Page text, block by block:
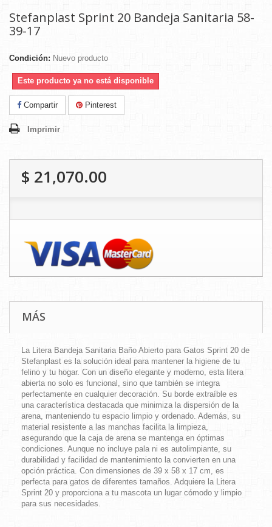
Stefanplast Sprint 20 Bandeja Sanitaria 58-
39-17
Condición: Nuevo producto
Este producto ya no está disponible
Compartir Pinterest
Imprimir
$ 21,070.00
MÁS
La Litera Bandeja Sanitaria Baño Abierto para Gatos Sprint 20 de
Stefanplast es la solución ideal para mantener la higiene de tu
felino y tu hogar. Con un diseño elegante y moderno, esta litera
abierta no solo es funcional, sino que también se integra
perfectamente en cualquier decoración. Su borde extraíble es
una característica destacada que minimiza la dispersión de la
arena, manteniendo tu espacio limpio y ordenado. Además, su
material resistente a las manchas facilita la limpieza,
asegurando que la caja de arena se mantenga en óptimas
condiciones. Aunque no incluye pala ni es autolimpiante, su
durabilidad y facilidad de mantenimiento la convierten en una
opción práctica. Con dimensiones de 39 x 58 x 17 cm, es
perfecta para gatos de diferentes tamaños. Adquiere la Litera
Sprint 20 y proporciona a tu mascota un lugar cómodo y limpio
para sus necesidades.